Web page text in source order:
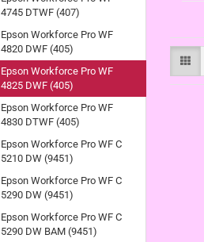
4745 DTWF (407)
Epson Workforce Pro WF
4820 DWF (405)
Epson Workforce Pro WF
4825 DWF (405)
Epson Workforce Pro WF
4830 DTWF (405)
Epson Workforce Pro WF C
5210 DW (9451)
Epson Workforce Pro WF C
5290 DW (9451)
Epson Workforce Pro WF C
5290 DW BAM (9451)